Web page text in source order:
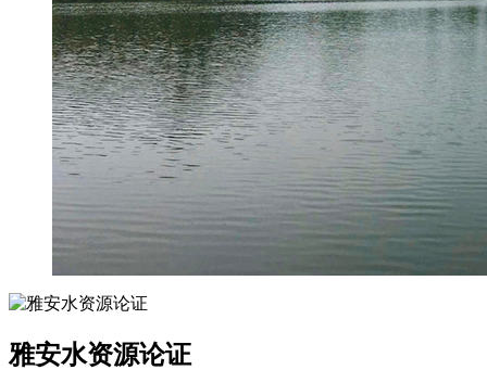
雅安水资源论证